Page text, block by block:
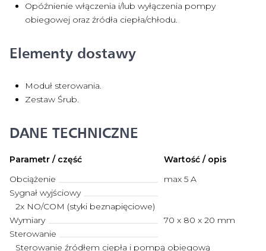
Opóźnienie włączenia i/lub wyłączenia pompy
obiegowej oraz źródła ciepła/chłodu.
Elementy dostawy
Moduł sterowania.
Zestaw Śrub.
DANE TECHNICZNE
Parametr / część
Wartość / opis
Obciążenie
max 5 A
Sygnał wyjściowy
2x NO/COM (styki beznapięciowe)
Wymiary
70 x 80 x 20 mm
Sterowanie
Sterowanie źródłem ciepła i pompą obiegową